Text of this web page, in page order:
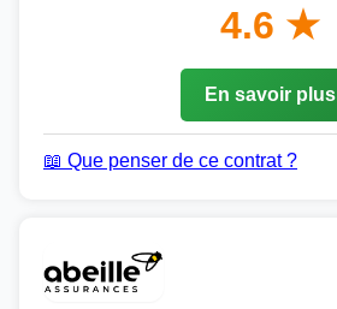
4.6 ★
En savoir plus
📖 Que penser de ce contrat ?